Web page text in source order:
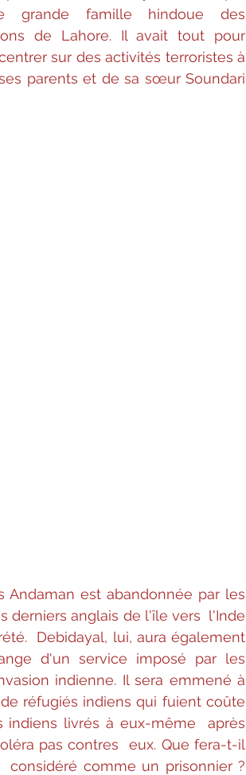
grande famille hindoue des
de Lahore. Il avait tout pour
sur des activités terroristes à
parents et de sa sœur Soundari
Andaman est abandonnée par les
derniers anglais de l'île vers  l'Inde
Debidayal, lui, aura également
d'un service imposé par les
indienne. Il sera emmené à
réfugiés indiens qui fuient coûte
indiens livrés à eux-même  après
pas contres  eux. Que fera-t-il
comme un prisonnier ?